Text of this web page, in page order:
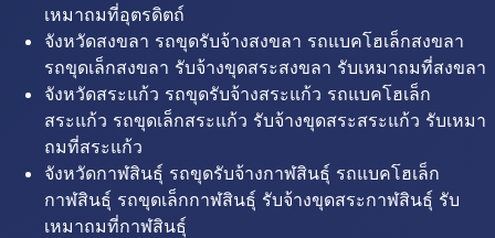
เหมาถมที่อุตรดิตถ์
จังหวัดสงขลา รถขุดรับจ้างสงขลา รถแบคโฮเล็กสงขลา
รถขุดเล็กสงขลา รับจ้างขุดสระสงขลา รับเหมาถมที่สงขลา
จังหวัดสระแก้ว รถขุดรับจ้างสระแก้ว รถแบคโฮเล็ก
สระแก้ว รถขุดเล็กสระแก้ว รับจ้างขุดสระสระแก้ว รับเหมา
ถมที่สระแก้ว
จังหวัดกาฬสินธุ์ รถขุดรับจ้างกาฬสินธุ์ รถแบคโฮเล็ก
กาฬสินธุ์ รถขุดเล็กกาฬสินธุ์ รับจ้างขุดสระกาฬสินธุ์ รับ
เหมาถมที่กาฬสินธุ์